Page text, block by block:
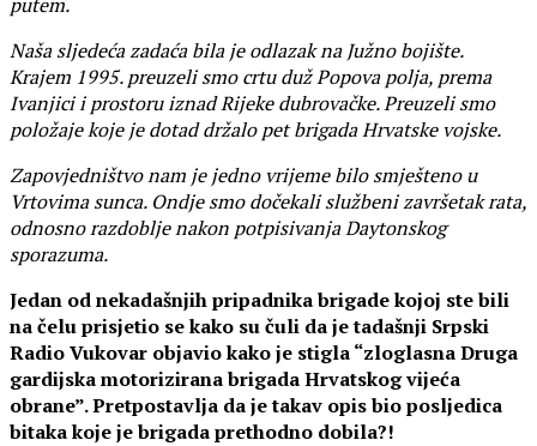
Naša sljedeća zadaća bila je odlazak na Južno bojište.
Krajem 1995. preuzeli smo crtu duž Popova polja, prema
Ivanjici i prostoru iznad Rijeke dubrovačke. Preuzeli smo
položaje koje je dotad držalo pet brigada Hrvatske vojske.
Zapovjedništvo nam je jedno vrijeme bilo smješteno u
Vrtovima sunca. Ondje smo dočekali službeni završetak rata,
odnosno razdoblje nakon potpisivanja Daytonskog
sporazuma.
Jedan od nekadašnjih pripadnika brigade kojoj ste bili
na čelu prisjetio se kako su čuli da je tadašnji Srpski
Radio Vukovar objavio kako je stigla “zloglasna Druga
gardijska motorizirana brigada Hrvatskog vijeća
obrane”. Pretpostavlja da je takav opis bio posljedica
bitaka koje je brigada prethodno dobila?!